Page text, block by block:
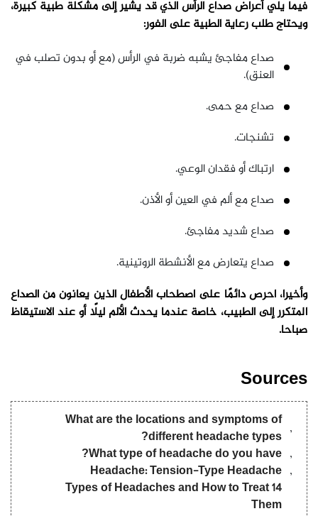
فيما يلي أعراض صداع الرأس الذي قد يشير إلى مشكلة طبية كبيرة،
ويحتاج طلب رعاية الطبية على الفور:
صداع مفاجئ يشبه ضربة في الرأس (مع أو بدون تصلب في
العنق).
صداع مع حمى.
تشنجات.
ارتباك أو فقدان الوعي.
صداع مع ألم في العين أو الأذن.
صداع شديد مفاجئ.
صداع يتعارض مع الأنشطة الروتينية.
وأخيرا، احرص دائمًا على اصطحاب الأطفال الذين يعانون من الصداع
المتكرر إلى الطبيب، خاصة عندما يحدث الألم ليلًا أو عند الاستيقاظ
صباحا.
Sources
What are the locations and symptoms of
different headache types?
What type of headache do you have?
Headache: Tension-Type Headache
14 Types of Headaches and How to Treat
Them